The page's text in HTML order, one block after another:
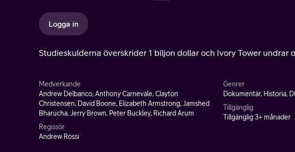
Logga in
Studieskulderna överskrider 1 biljon dollar och Ivory Tower undrar
Medverkande
Andrew Delbanco, Anthony Carnevale, Clayton
Christensen, David Boone, Elizabeth Armstrong, Jamshed
Bharucha, Jerry Brown, Peter Buckley, Richard Arum
Regissör
Andrew Rossi
Genrer
Dokumentär, Historia,
Tillgänglig
Tillgänglig 3+ månader